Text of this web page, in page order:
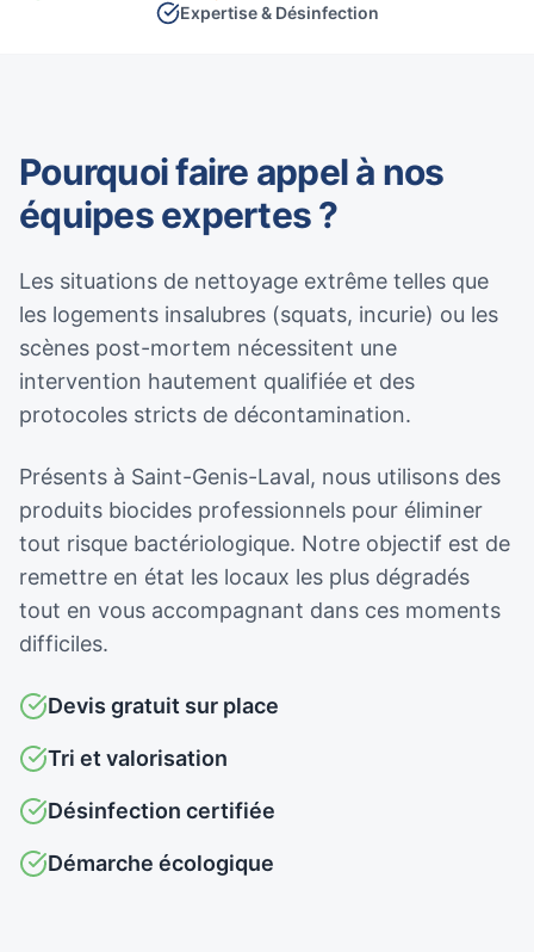
Expertise & Désinfection
Pourquoi faire appel à nos
équipes expertes ?
Les situations de nettoyage extrême telles que
les logements insalubres (squats, incurie) ou les
scènes post-mortem nécessitent une
intervention hautement qualifiée et des
protocoles stricts de décontamination.
Présents à Saint-Genis-Laval, nous utilisons des
produits biocides professionnels pour éliminer
tout risque bactériologique. Notre objectif est de
remettre en état les locaux les plus dégradés
tout en vous accompagnant dans ces moments
difficiles.
Devis gratuit sur place
Tri et valorisation
Désinfection certifiée
Démarche écologique